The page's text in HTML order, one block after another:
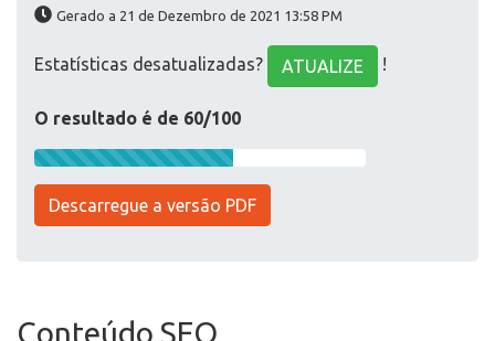
Gerado a 21 de Dezembro de 2021 13:58 PM
Estatísticas desatualizadas? ATUALIZE !
O resultado é de 60/100
Descarregue a versão PDF
Conteúdo SEO